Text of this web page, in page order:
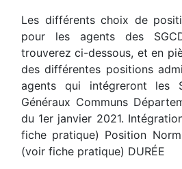
Les différents choix de
pour les agents des
trouverez ci-dessous, et en
des différentes positions
agents qui intégreront les
Généraux Communs
du 1er janvier 2021.
fiche pratique) Position
(voir fiche pratique) DURÉE